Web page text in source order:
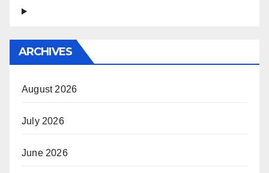
ARCHIVES
August 2026
July 2026
June 2026